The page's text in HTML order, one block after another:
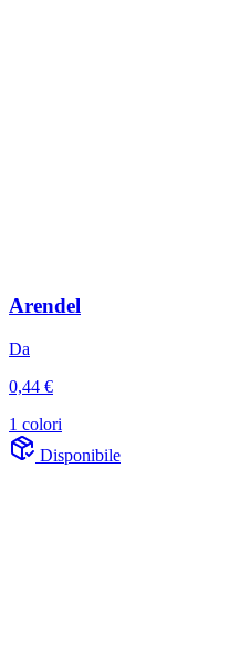
Arendel
Da
0,44 €
1 colori
Disponibile